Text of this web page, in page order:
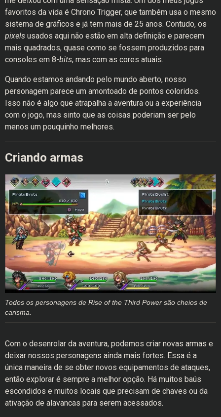
favoritos da vida é Chrono Trigger, que também usa o mesmo
sistema de gráficos e já tem mais de 25 anos. Contudo, os
pixels usados aqui não estão em alta definição e parecem
mais quadrados, quase como se fossem produzidos para
consoles em 8-bits, mas com as cores atuais.
Quando estamos andando pelo mundo aberto, nosso
personagem parece um amontoado de pontos coloridos.
Isso não é algo que atrapalha a aventura ou a experiência
com o jogo, mas sinto que as coisas poderiam ser pelo
menos um pouquinho melhores.
Criando armas
Todos os personagens de Rise of the Third Power são cheios de
carisma.
Com o desenrolar da aventura, podemos criar novas armas e
deixar nossos personagens ainda mais fortes. Essa é a
única maneira de se obter novos equipamentos de ataques,
então explorar é sempre a melhor opção. Há muitos baús
escondidos e muitos locais que precisam de chaves ou da
ativação de alavancas para serem acessados.